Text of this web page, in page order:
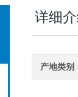
详细
产地类别